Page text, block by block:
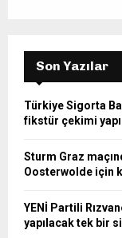
Son Yazılar
Türkiye Sigorta
fikstür çekimi
Sturm Graz
Oosterwolde için
YENİ Partili
yapılacak tek bir